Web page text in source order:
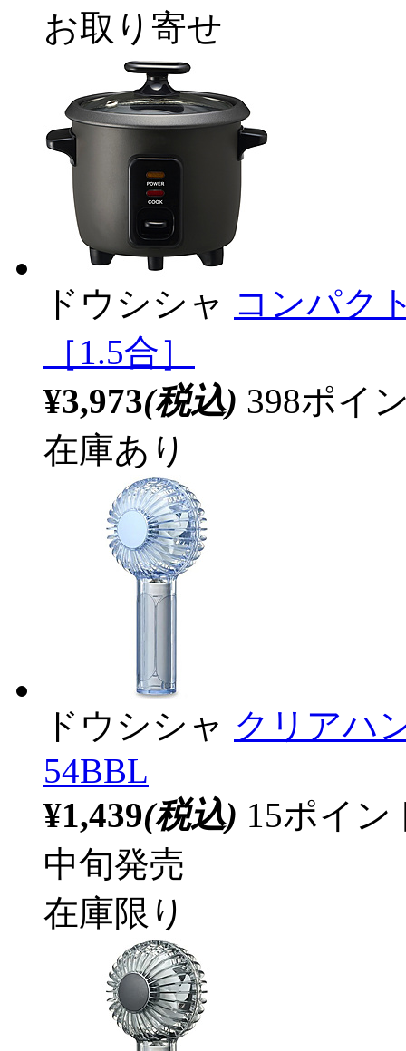
お取り寄せ
ドウシシャ コンパク
［1.5合］
¥3,973(税込) 398ポイ
在庫あり
ドウシシャ クリアハ
54BBL
¥1,439(税込) 15ポイ
中旬発売
在庫限り